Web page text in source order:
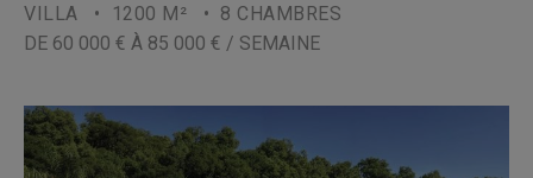
VILLA • 1200 M²
• 8 CHAMBRES
DE 60 000 € À 85 000 € / SEMAINE